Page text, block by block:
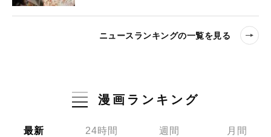
ニュースランキングの一覧を見る
漫画ランキング
最新 24時間 週間 月間